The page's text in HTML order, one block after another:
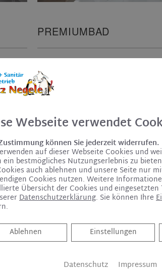
WC,
PREMIUMBAD
2
Spiegel, Wand-WC, Bidet,
Accessoires
Ohne
Preis: ca. 20.300,– €
Webseite verwendet
können Sie jederzeit widerrufen.
auf dieser Webseite Cookies und
ein bestmögliches Nutzungserlebnis zu
auch ablehnen und unsere Seite nur
Cookies nutzen. Weitere
Übersicht der Cookies und
Datenschutzerklärung. Sie können Ihre
Einstellungen
Ablehnen
Ablehnen
Datenschutz Impressum